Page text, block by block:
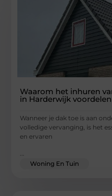
Waarom het inhuren
in Harderwijk
Wanneer je dak toe is aan
volledige vervanging, is het
en ervaren
Woning En Tuin